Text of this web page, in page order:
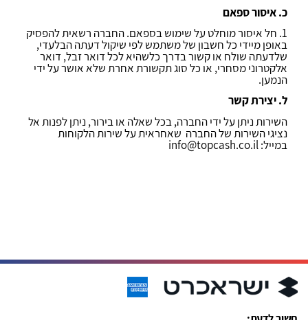
כ. איסור ספאם
1. חל איסור מוחלט על שימוש בספאם. החברה רשאית להפסיק
באופן מיידי כל חשבון של משתמש לפי שיקול דעתה הבלעדי,
שלדעתה שולח או קשור בדרך כלשהיא לכל דואר זבל, דואר
אלקטרוני מסחרי, או כל סוג תקשורת אחרת שלא אושר על ידי
הנמען.
ל. יצירת קשר
השירות ניתן על ידי החברה, בכל שאלה או בירור, ניתן לפנות אל
נציגי השירות של החברה שאחראית על שירות הלקוחות
במייל:info@topcash.co.il